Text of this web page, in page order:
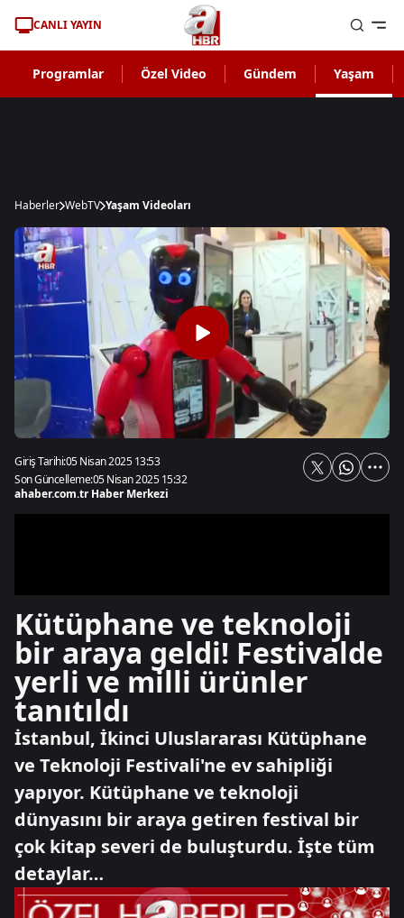
CANLI YAYIN
Programlar Özel Video Gündem Yaşam
Haberler WebTV Yaşam Videoları
Giriş Tarihi:05 Nisan 2025 13:53
Son Güncelleme:05 Nisan 2025 15:32
ahaber.com.tr Haber Merkezi
Kütüphane ve teknoloji
bir araya geldi! Festivalde
yerli ve milli ürünler
tanıtıldı
İstanbul, İkinci Uluslararası Kütüphane
ve Teknoloji Festivali'ne ev sahipliği
yapıyor. Kütüphane ve teknoloji
dünyasını bir araya getiren festival bir
çok kitap severi de buluşturdu. İşte tüm
detaylar…